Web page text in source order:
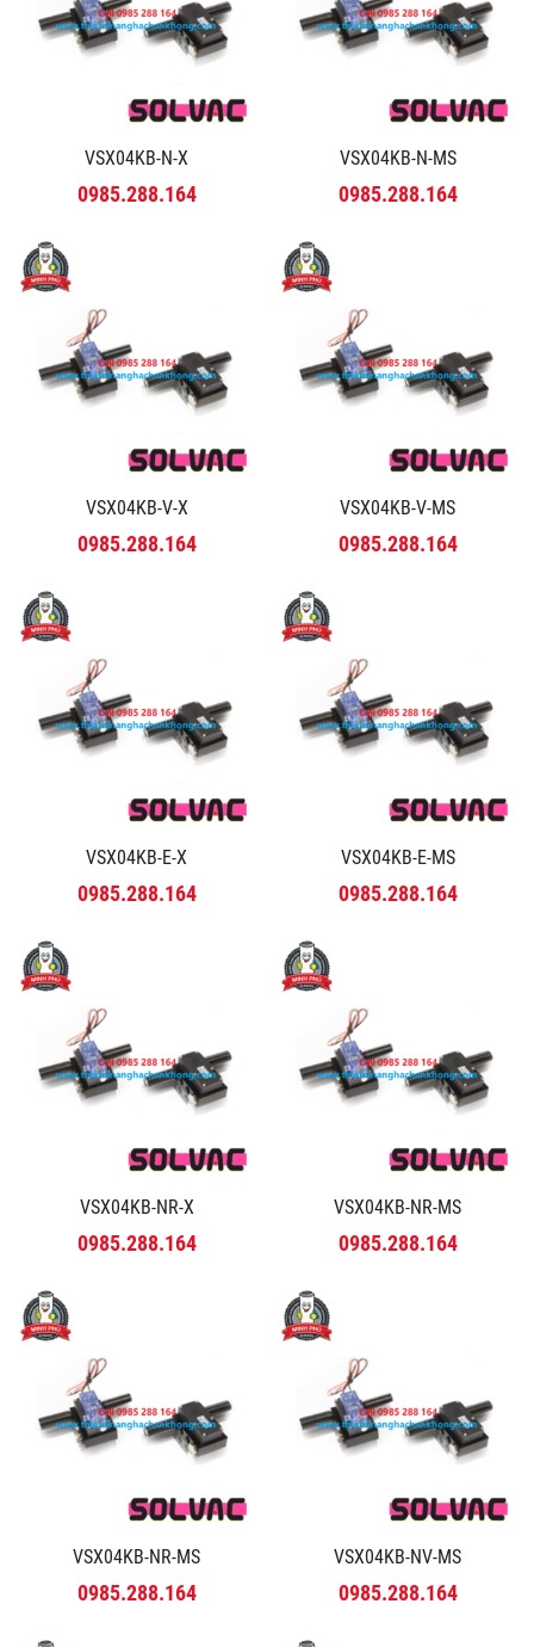
VSX04KB-N-X
0985.288.164
VSX04KB-N-MS
0985.288.164
VSX04KB-V-X
0985.288.164
VSX04KB-V-MS
0985.288.164
VSX04KB-E-X
0985.288.164
VSX04KB-E-MS
0985.288.164
VSX04KB-NR-X
0985.288.164
VSX04KB-NR-MS
0985.288.164
VSX04KB-NR-MS
0985.288.164
VSX04KB-NV-MS
0985.288.164